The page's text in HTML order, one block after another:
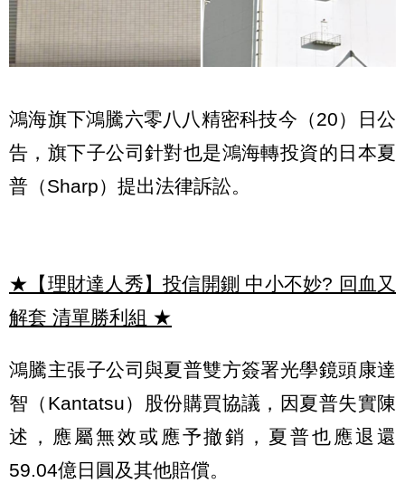
鴻海旗下鴻騰六零八八精密科技今（20）日公
告，旗下子公司針對也是鴻海轉投資的日本夏
普（Sharp）提出法律訴訟。
★【理財達人秀】投信開鍘 中小不妙? 回血又
解套 清單勝利組 ★
鴻騰主張子公司與夏普雙方簽署光學鏡頭康達
智（Kantatsu）股份購買協議，因夏普失實陳
述，應屬無效或應予撤銷，夏普也應退還
59.04億日圓及其他賠償。